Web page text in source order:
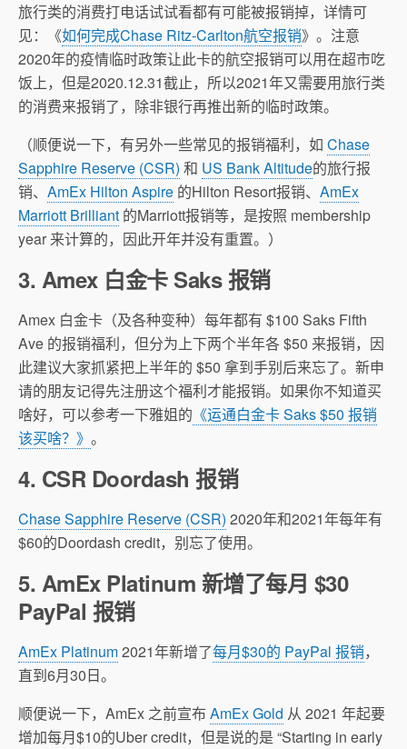
旅行类的消费打电话试试看都有可能被报销掉，详情可
见：《如何完成Chase Ritz-Carlton航空报销》。注意
2020年的疫情临时政策让此卡的航空报销可以用在超市吃
饭上，但是2020.12.31截止，所以2021年又需要用旅行类
的消费来报销了，除非银行再推出新的临时政策。
（顺便说一下，有另外一些常见的报销福利，如 Chase
Sapphire Reserve (CSR) 和 US Bank Altitude的旅行报
销、 AmEx Hilton Aspire 的Hilton Resort报销、 AmEx
Marriott Brilliant 的Marriott报销等，是按照 membership
year 来计算的，因此开年并没有重置。）
3. Amex 白金卡 Saks 报销
Amex 白金卡（及各种变种）每年都有 $100 Saks Fifth
Ave 的报销福利，但分为上下两个半年各 $50 来报销，因
此建议大家抓紧把上半年的 $50 拿到手别后来忘了。新申
请的朋友记得先注册这个福利才能报销。如果你不知道买
啥好，可以参考一下雅姐的 《运通白金卡 Saks $50 报销
该买啥？》 。
4. CSR Doordash 报销
Chase Sapphire Reserve (CSR) 2020年和2021年每年有
$60的Doordash credit，别忘了使用。
5. AmEx Platinum 新增了每月 $30
PayPal 报销
AmEx Platinum2021年新增了每月$30的 PayPal 报销，
直到6月30日。
顺便说一下，AmEx 之前宣布 AmEx Gold 从 2021 年起要
增加每月$10的Uber credit，但是说的是 “Starting in early